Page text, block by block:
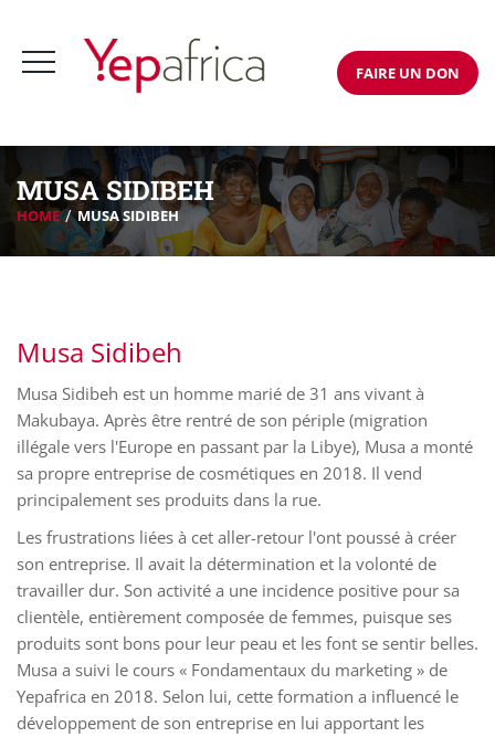
FAIRE UN DON
MUSA SIDIBEH
HOME MUSA SIDIBEH
Musa Sidibeh
Musa Sidibeh est un homme marié de 31 ans vivant à
Makubaya. Après être rentré de son périple (migration
illégale vers l'Europe en passant par la Libye), Musa a monté
sa propre entreprise de cosmétiques en 2018. Il vend
principalement ses produits dans la rue.
Les frustrations liées à cet aller-retour l'ont poussé à créer
son entreprise. Il avait la détermination et la volonté de
travailler dur. Son activité a une incidence positive pour sa
clientèle, entièrement composée de femmes, puisque ses
produits sont bons pour leur peau et les font se sentir belles.
Musa a suivi le cours « Fondamentaux du marketing » de
Yepafrica en 2018. Selon lui, cette formation a influencé le
développement de son entreprise en lui apportant les